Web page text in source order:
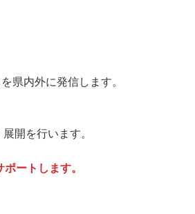
県内外に発信します。
開を行います。
ートします。